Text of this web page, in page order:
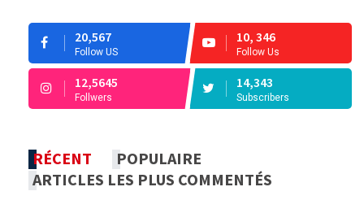
20,567
Follow US
10, 346
Follow Us
12,5645
Follwers
14,343
Subscribers
RÉCENT
POPULAIRE
ARTICLES LES PLUS COMMENTÉS